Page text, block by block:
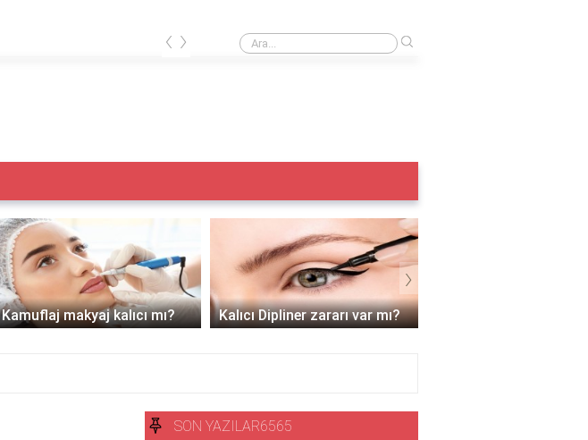
Iple kaş alma acıtır mı?
‹ ›
Kalıcı Dipliner zararı var mı?
Kalıcı dudak
Renklendirmeden sonra
nelere dikkat edilmeli?
›
SON YAZILAR6565